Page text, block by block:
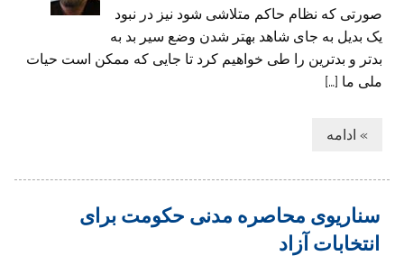
صورتی که نظام حاکم متلاشی شود نیز در نبود
یک بدیل به جای شاهد بهتر شدن وضع سیر بد به
بدتر و بدترین را طی خواهیم کرد تا جایی که ممکن است حیات
ملی ما […]
» ادامه
سناریوی محاصره مدنی حکومت برای
انتخابات آزاد